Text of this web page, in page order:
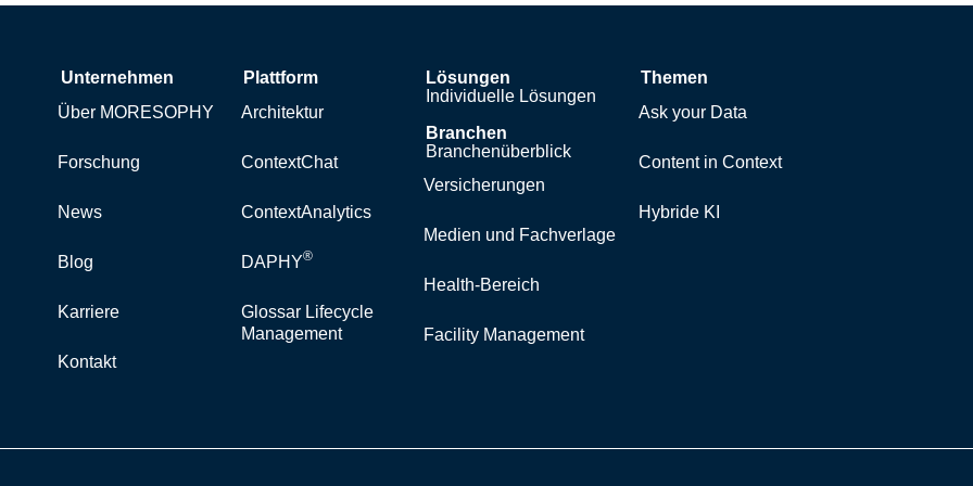
Unternehmen
Über MORESOPHY
Forschung
News
Blog
Karriere
Kontakt
Plattform
Architektur
ContextChat
ContextAnalytics
DAPHY®
Glossar Lifecycle
Management
Lösungen
Individuelle Lösungen
Branchen
Branchenüberblick
Versicherungen
Medien und Fachverlage
Health-Bereich
Facility Management
Themen
Ask your Data
Content in Context
Hybride KI